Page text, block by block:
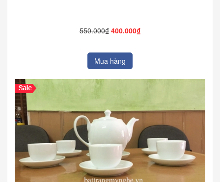
550.000₫ 400.000₫
Mua hàng